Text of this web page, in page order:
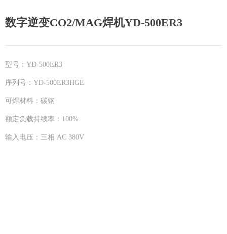
数字逆变CO2/MAG焊机YD-500ER3
型号：YD-500ER3
序列号：YD-500ER3HGE
可焊材料：碳钢
额定负载持续率：100%
输入电压：三相 AC 380V